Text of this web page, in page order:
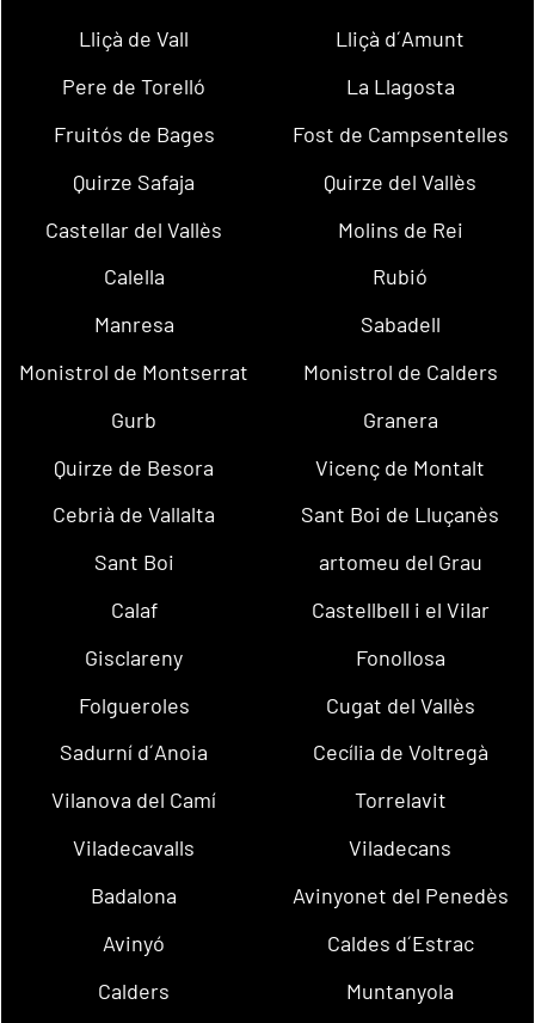
Lliçà de Vall
Lliçà d´Amunt
Pere de Torelló
La Llagosta
Fruitós de Bages
Fost de Campsentelles
Quirze Safaja
Quirze del Vallès
Castellar del Vallès
Molins de Rei
Calella
Rubió
Manresa
Sabadell
Monistrol de Montserrat
Monistrol de Calders
Gurb
Granera
Quirze de Besora
Vicenç de Montalt
Cebrià de Vallalta
Sant Boi de Lluçanès
Sant Boi
artomeu del Grau
Calaf
Castellbell i el Vilar
Gisclareny
Fonollosa
Folgueroles
Cugat del Vallès
Sadurní d´Anoia
Cecília de Voltregà
Vilanova del Camí
Torrelavit
Viladecavalls
Viladecans
Badalona
Avinyonet del Penedès
Avinyó
Caldes d´Estrac
Calders
Muntanyola